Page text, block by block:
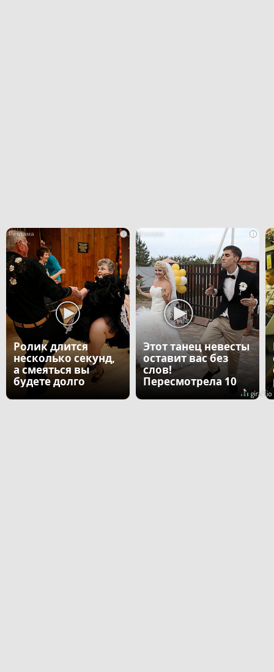
i
Ролик длится
несколько секунд,
а смеяться вы
будете долго
i
Этот танец невесты
оставит вас без
слов!
Пересмотрела 10